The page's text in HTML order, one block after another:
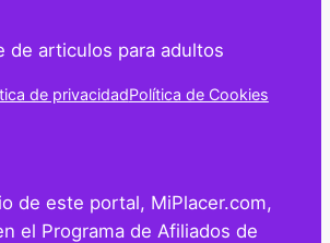
de articulos para adultos
de privacidadPolítica de Cookies
de este portal, MiPlacer.com,
el Programa de Afiliados de